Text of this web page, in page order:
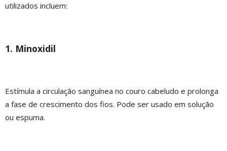
utilizados incluem:
1. Minoxidil
Estímula a circulação sanguínea no couro cabeludo e prolonga
a fase de crescimento dos fios. Pode ser usado em solução
ou espuma.